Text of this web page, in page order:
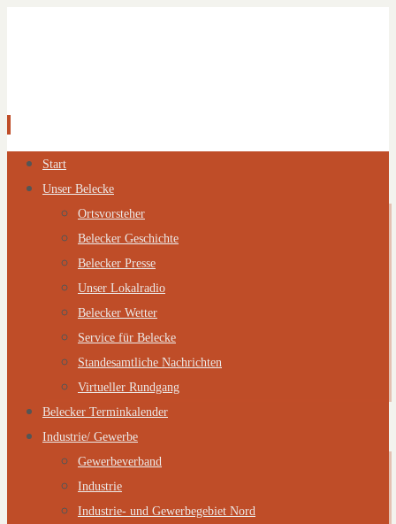
Zum
Inhalt
springen
Start
Unser Belecke
Ortsvorsteher
Belecker Geschichte
Belecker Presse
Unser Lokalradio
Belecker Wetter
Service für Belecke
Standesamtliche Nachrichten
Virtueller Rundgang
Belecker Terminkalender
Industrie/ Gewerbe
Gewerbeverband
Industrie
Industrie- und Gewerbegebiet Nord